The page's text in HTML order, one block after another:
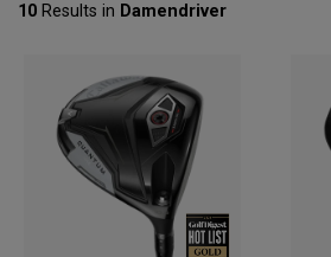
10 Results in Damendriver